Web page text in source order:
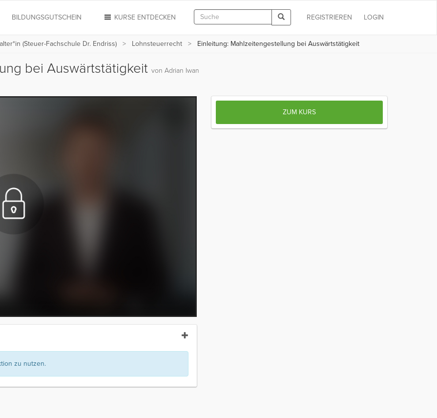
LOGIN
REGISTRIEREN
KURSE ENTDECKEN
BILDUNGSGUTSCHEIN
(Steuer-Fachschule Dr. Endriss) Lohnsteuerrecht Einleitung: Mahlzeitengestellung bei Auswärtstätigkeit
bei Auswärtstätigkeit von Adrian Iwan
zu nutzen.
ZUM KURS